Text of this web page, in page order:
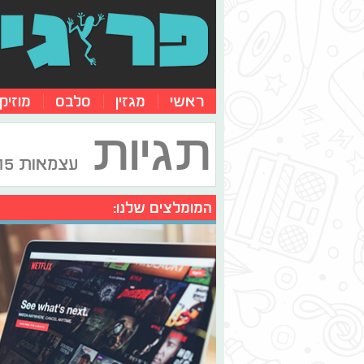
ראשי מגזין סלבס
תגיות עצמאות 2015
המומלצים שלנו: